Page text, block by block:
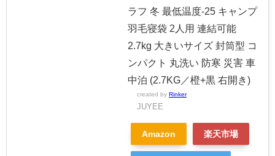
ラフ 冬 最低温度-25 キャンプ
羽毛寝袋 2人用 連結可能
2.7kg 大きいサイズ 封筒型 コ
ンパクト 丸洗い 防寒 災害 車
中泊 (2.7KG／橙+黒 右開き)
created by Rinker
JUYEE
Amazon 楽天市場